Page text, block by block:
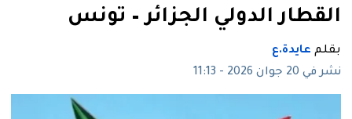
القطار الدولي الجزائر – تونس
بقلم عايدة.ع
نشر في 20 جوان 2026 - 11:13